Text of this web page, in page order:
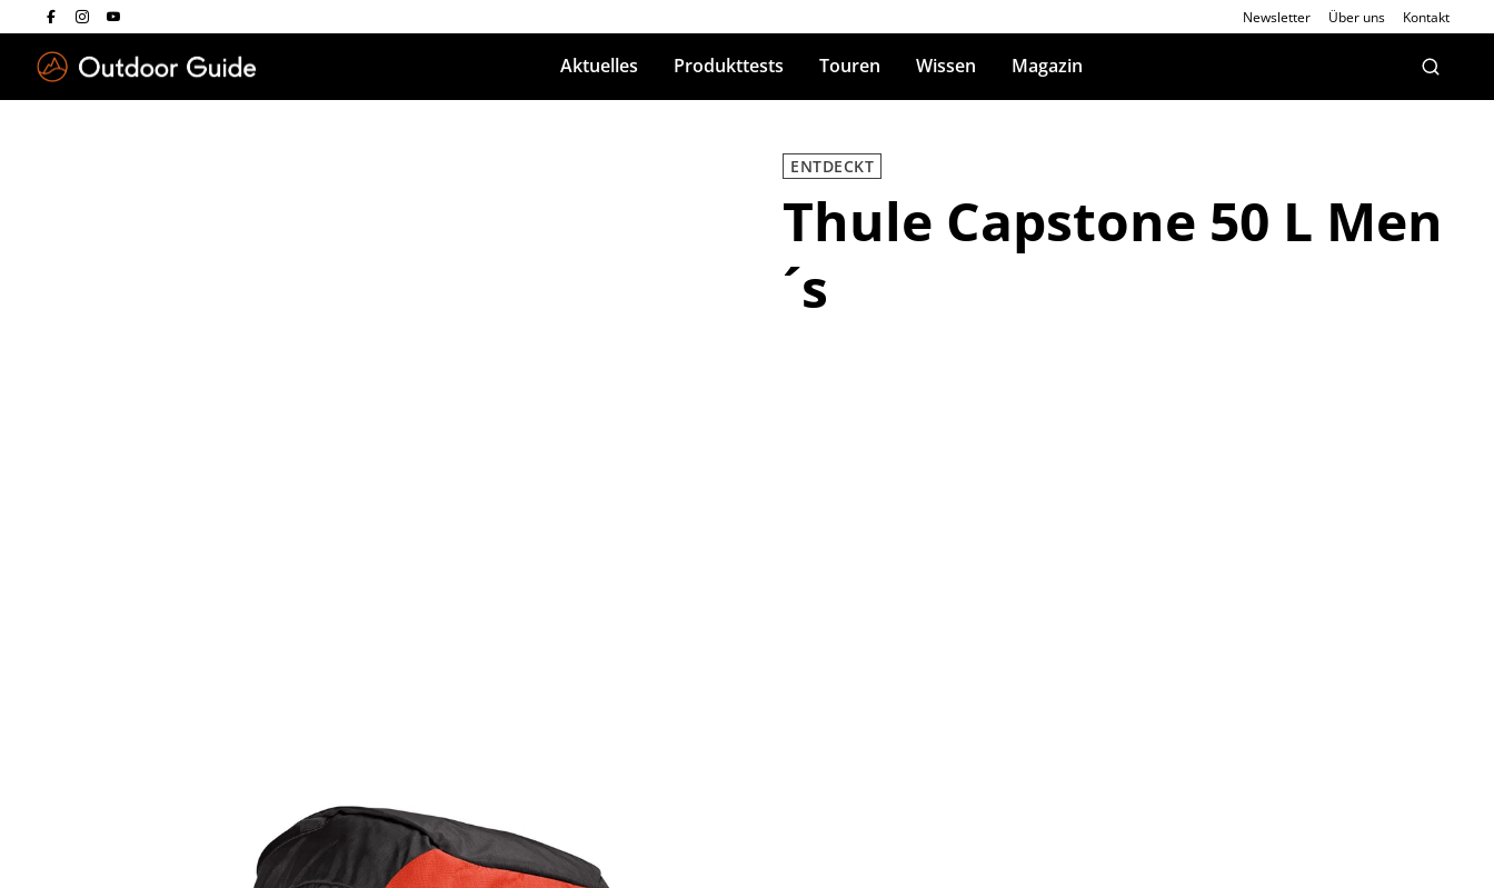
Newsletter Über uns Kontakt
Aktuelles Produkttests Touren Wissen Magazin
ENTDECKT
Thule Capstone 50 L Men
´s